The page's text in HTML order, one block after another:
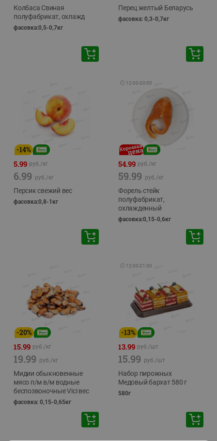
Колбаса Свиная
полуфабрикат, охлажд
фасовка:0,5-0,7кг
Перец желтый Беларусь
фасовка: 0,3-0,7кг
-14%
5.99 руб./кг
6.99 руб./кг
Персик свежий вес
фасовка:0,8-1кг
🕘 12:00-20:00
54.99 руб./кг
59.99 руб./кг
Форель стейк
полуфабрикат,
охлажденный
фасовка:0,15-0,6кг
-20%
15.99 руб./кг
19.99 руб./кг
Мидии обыкновенные
мясо п/м в/м водные
беспозвоночные Vici вес
фасовка: 0,15-0,65кг
🕘 12:00-21:00
-13%
13.99 руб./шт
15.99 руб./шт
Набор пирожных
Медовый бархат 580 г
580г